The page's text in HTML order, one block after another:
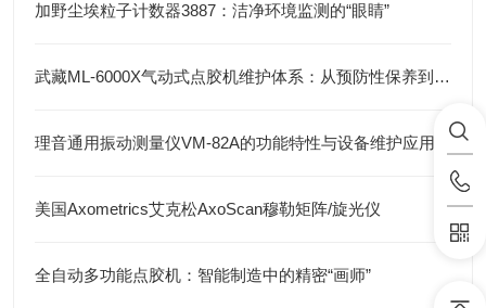
加野尘埃粒子计数器3887：洁净环境监测的“眼睛”
武藏ML-6000X气动式点胶机维护体系：从预防性保养到智能运维
理音通用振动测量仪VM-82A的功能特性与设备维护应用
美国Axometrics艾克松AxoScan穆勒矩阵/旋光仪
全自动多功能点胶机：智能制造中的精密“画师”